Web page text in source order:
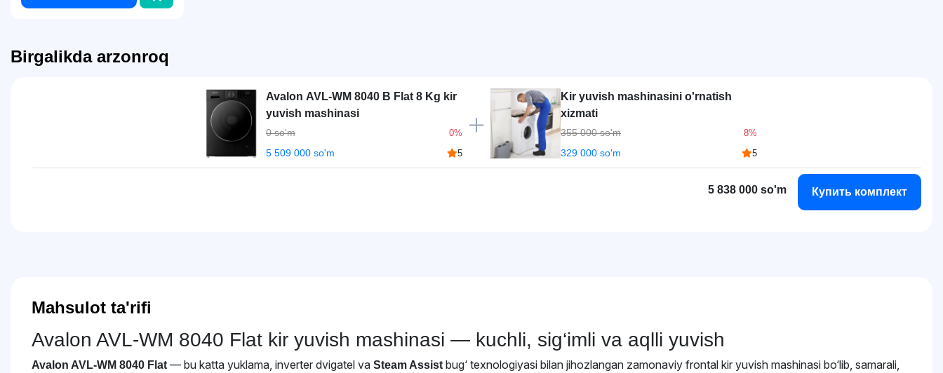
Birgalikda arzonroq
Avalon AVL-WM 8040 B Flat 8 Kg kir
yuvish mashinasi
0 so'm 0%
5 509 000 so'm 5
Kir yuvish mashinasini o'rnatish
xizmati
355 000 so'm 8%
329 000 so'm 5
5 838 000 so'm Купить комплект
Mahsulot ta'rifi
Avalon AVL-WM 8040 Flat kir yuvish mashinasi — kuchli, sig‘imli va aqlli yuvish
Avalon AVL-WM 8040 Flat— bu katta yuklama, inverter dvigatel va Steam Assistbug‘ texnologiyasi bilan jihozlangan zamonaviy frontal kir yuvish mashinasi bo‘lib, samarali,